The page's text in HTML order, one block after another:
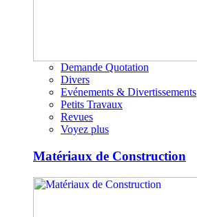
Demande Quotation
Divers
Evénements & Divertissements
Petits Travaux
Revues
Voyez plus
Matériaux de Construction